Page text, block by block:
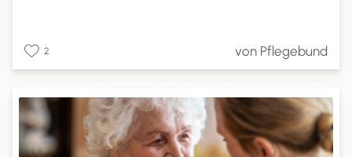
erforderlich, und die Kostenabrechnung erfolgt direkt
mit den Pflegeleistungserbringern. Dies ermöglicht eine
Bedürfnisse und Lebenssituationen.
2 von Pflegebund